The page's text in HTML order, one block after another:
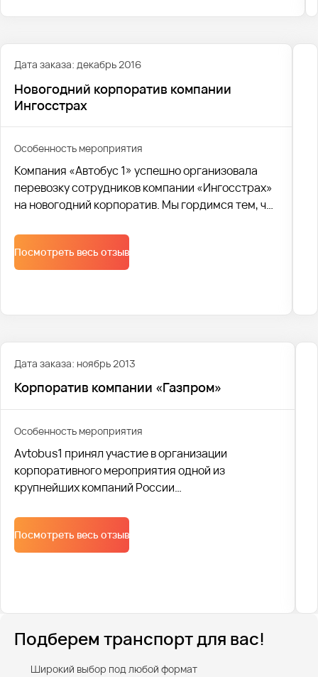
Екатеринбурге.
Дата заказа: декабрь 2016
Новогодний корпоратив компании
Ингосстрах
Особенность мероприятия
Компания «Автобус 1» успешно организовала
перевозку сотрудников компании «Ингосстрах»
на новогодний корпоратив. Мы гордимся тем, что
участников праздника
Посмотреть весь отзыв
Дата заказа: ноябрь 2013
Корпоратив компании «Газпром»
Особенность мероприятия
Avtobus1 принял участие в организации
корпоративного мероприятия одной из
крупнейших компаний России
комфортабельных автобусах и в праздничном
настроении были доставлены на торжество.
Посмотреть весь отзыв
Подберем транспорт для вас!
Широкий выбор под любой формат